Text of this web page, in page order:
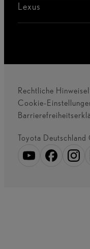
Lexus
Rechtliche Hinweise
Cookie-
Toyota